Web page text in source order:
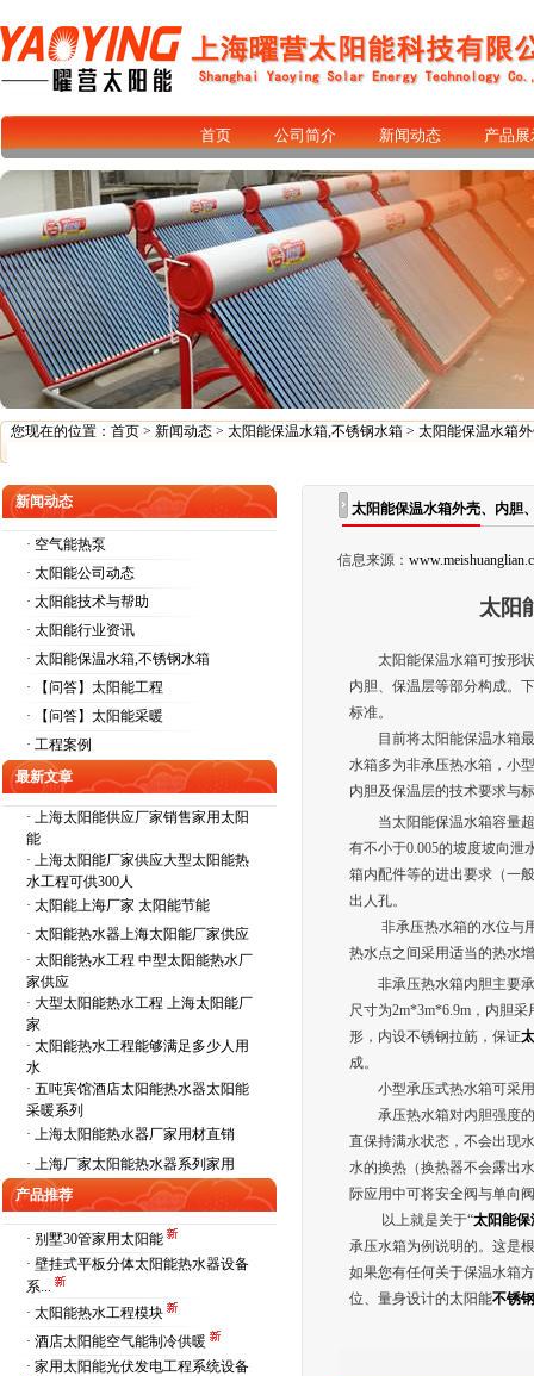
首页 公司简介 新闻动态 产品展
您现在的位置： 首页 > 新闻动态 > 太阳能保温水箱,不锈钢水箱 > 太阳能保温水箱
新闻动态
· 空气能热泵
· 太阳能公司动态
· 太阳能技术与帮助
· 太阳能行业资讯
· 太阳能保温水箱,不锈钢水箱
· 【问答】太阳能工程
· 【问答】太阳能采暖
· 工程案例
最新文章
· 上海太阳能供应厂家销售家用太阳
能
· 上海太阳能厂家供应大型太阳能热
水工程可供300人
· 太阳能上海厂家 太阳能节能
· 太阳能热水器上海太阳能厂家供应
· 太阳能热水工程 中型太阳能热水厂
家供应
· 大型太阳能热水工程 上海太阳能厂
家
· 太阳能热水工程能够满足多少人用
水
· 五吨宾馆酒店太阳能热水器太阳能
采暖系列
· 上海太阳能热水器厂家用材直销
· 上海厂家太阳能热水器系列家用
产品推荐
· 别墅30管家用太阳能
· 壁挂式平板分体太阳能热水器设备
系...
· 太阳能热水工程模块
· 酒店太阳能空气能制冷供暖
· 家用太阳能光伏发电工程系统设备
太阳能保温水箱外壳、内胆
信息来源：
太阳
太阳能保温水箱可按形状
内胆、保温层等部分构成。
标准。
目前将太阳能保温水箱最
水箱多为非承压热水箱，小
内胆及保温层的技术要求与
当太阳能保温水箱容量超
有不小于0.005的坡度坡向泄
箱内配件等的进出要求（一
出人孔。
非承压热水箱的水位与用
热水点之间采用适当的热水
非承压热水箱内胆主要承
尺寸为2m*3m*6.9m，内胆
形，内设不锈钢拉筋，保证
成。
小型承压式热水箱可采用
承压热水箱对内胆强度的
直保持满水状态，不会出现
水的换热（换热器不会露出
际应用中可将安全阀与单向
以上就是关于“太阳能
承压水箱为例说明的。这是
如果您有任何关于保温水箱
位、量身设计的太阳能不锈